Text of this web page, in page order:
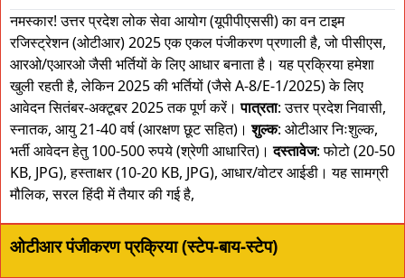
नमस्कार! उत्तर प्रदेश लोक सेवा आयोग (यूपीपीएससी) का वन टाइम
रजिस्ट्रेशन (ओटीआर) 2025 एक एकल पंजीकरण प्रणाली है, जो पीसीएस,
आरओ/एआरओ जैसी भर्तियों के लिए आधार बनाता है। यह प्रक्रिया हमेशा
खुली रहती है, लेकिन 2025 की भर्तियों (जैसे A-8/E-1/2025) के लिए
आवेदन सितंबर-अक्टूबर 2025 तक पूर्ण करें।पात्रता: उत्तर प्रदेश निवासी,
स्नातक, आयु 21-40 वर्ष (आरक्षण छूट सहित)।शुल्क: ओटीआर निःशुल्क,
भर्ती आवेदन हेतु 100-500 रुपये (श्रेणी आधारित)।दस्तावेज: फोटो (20-50
KB, JPG), हस्ताक्षर (10-20 KB, JPG), आधार/वोटर आईडी। यह सामग्री
मौलिक, सरल हिंदी में तैयार की गई है,
ओटीआर पंजीकरण प्रक्रिया (स्टेप-बाय-स्टेप)